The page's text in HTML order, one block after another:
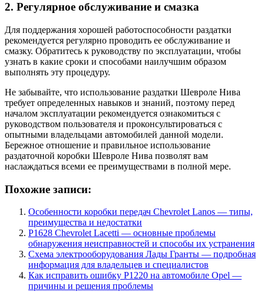
2. Регулярное обслуживание и смазка
Для поддержания хорошей работоспособности раздатки
рекомендуется регулярно проводить ее обслуживание и
смазку. Обратитесь к руководству по эксплуатации, чтобы
узнать в какие сроки и способами наилучшим образом
выполнять эту процедуру.
Не забывайте, что использование раздатки Шевроле Нива
требует определенных навыков и знаний, поэтому перед
началом эксплуатации рекомендуется ознакомиться с
руководством пользователя и проконсультироваться с
опытными владельцами автомобилей данной модели.
Бережное отношение и правильное использование
раздаточной коробки Шевроле Нива позволят вам
наслаждаться всеми ее преимуществами в полной мере.
Похожие записи:
Особенности коробки передач Chevrolet Lanos — типы,
преимущества и недостатки
P1628 Chevrolet Lacetti — основные проблемы
обнаружения неисправностей и способы их устранения
Схема электрооборудования Лады Гранты — подробная
информация для владельцев и специалистов
Как исправить ошибку Р1220 на автомобиле Opel —
причины и решения проблемы